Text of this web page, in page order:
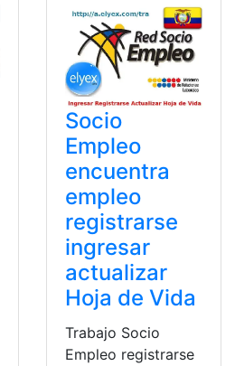
Socio
Empleo
encuentra
empleo
registrarse
ingresar
actualizar
Hoja de Vida
Trabajo Socio
Empleo registrarse